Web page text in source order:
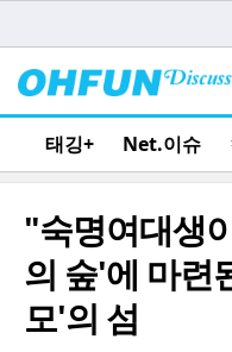
태깅+ Net.이슈
"숙명여대생
의 숲'에 마련
모'의 섬